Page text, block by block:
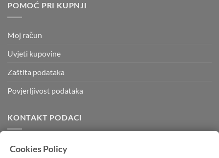
POMOĆ PRI KUPNJI
Moj račun
Uvjeti kupovine
Zaštita podataka
Povjerljivost podataka
KONTAKT PODACI
Kvadratura d.o.o.
Cookies Policy